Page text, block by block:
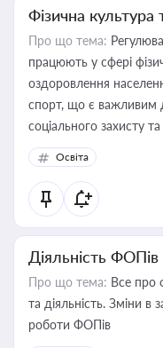
Фізична культура
Про що тема:
працюють у сфері
оздоровлення
спорт, що є важливим
соціального захисту
політики у цій галузі
Освіта
Діяльність ФОПів
Про що тема: Все про
та діяльність. Зміни в
роботи ФОПів